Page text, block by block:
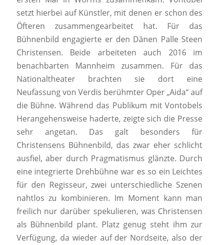
setzt hierbei auf Künstler, mit denen er schon des
Öfteren zusammengearbeitet hat. Für das
Bühnenbild engagierte er den Dänen Palle Steen
Christensen. Beide arbeiteten auch 2016 im
benachbarten Mannheim zusammen. Für das
Nationaltheater brachten sie dort eine
Neufassung von Verdis berühmter Oper „Aida“ auf
die Bühne. Während das Publikum mit Vontobels
Herangehensweise haderte, zeigte sich die Presse
sehr angetan. Das galt besonders für
Christensens Bühnenbild, das zwar eher schlicht
ausfiel, aber durch Pragmatismus glänzte. Durch
eine integrierte Drehbühne war es so ein Leichtes
für den Regisseur, zwei unterschiedliche Szenen
nahtlos zu kombinieren. Im Moment kann man
freilich nur darüber spekulieren, was Christensen
als Bühnenbild plant. Platz genug steht ihm zur
Verfügung, da wieder auf der Nordseite, also der